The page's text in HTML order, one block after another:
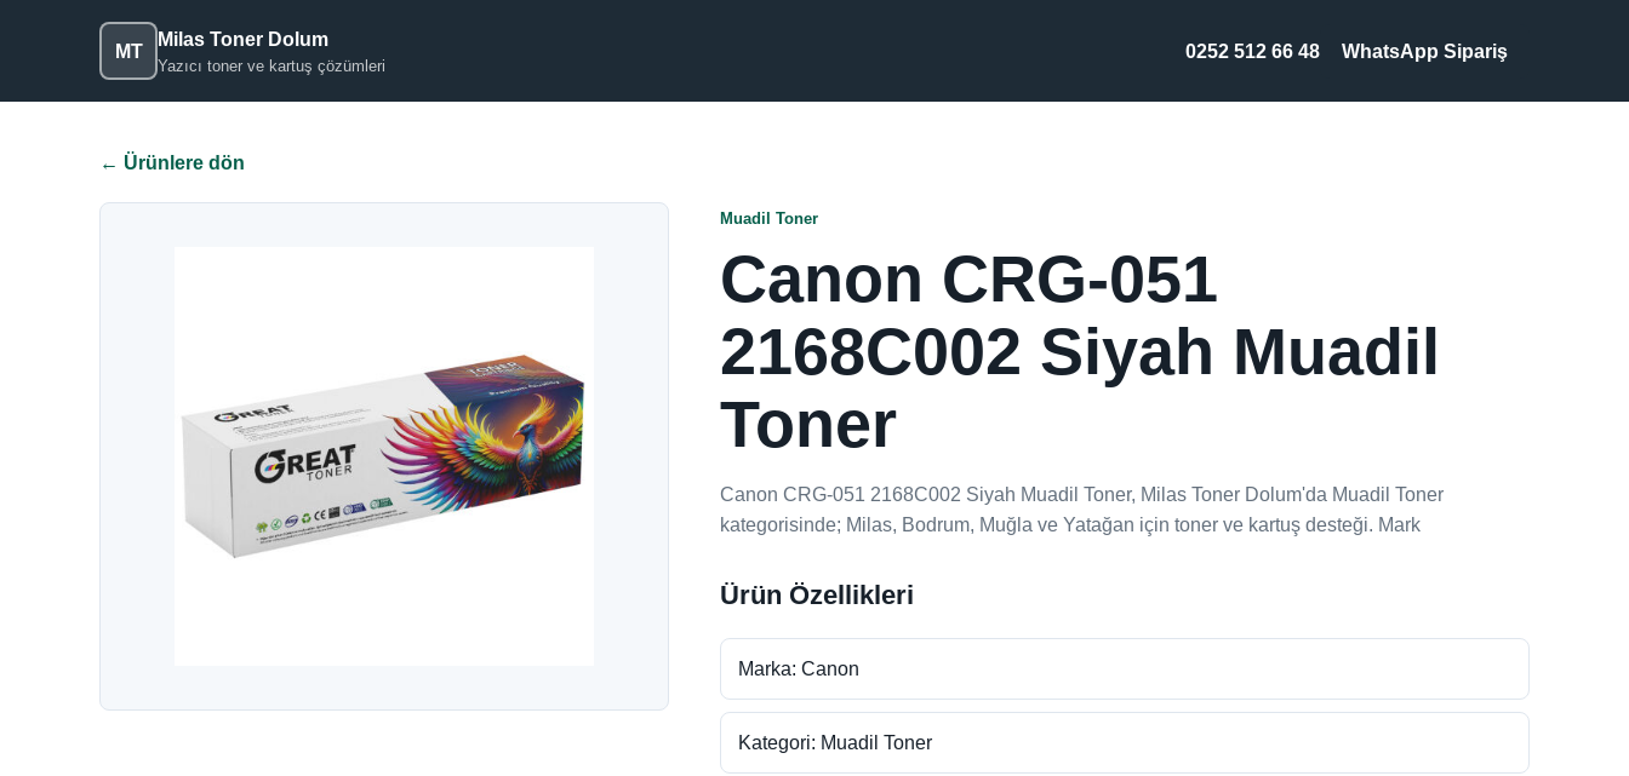
MT
Milas Toner Dolum
Yazıcı toner ve kartuş çözümleri
0252 512 66 48 WhatsApp Sipariş
← Ürünlere dön
Muadil Toner
Canon CRG-051
2168C002 Siyah Muadil
Toner
Canon CRG-051 2168C002 Siyah Muadil Toner, Milas Toner Dolum'da Muadil Toner
kategorisinde; Milas, Bodrum, Muğla ve Yatağan için toner ve kartuş desteği. Mark
Ürün Özellikleri
Marka: Canon
Kategori: Muadil Toner